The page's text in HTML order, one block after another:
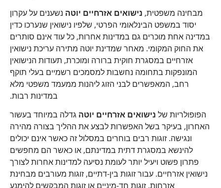
מבחינה משפטית,נישואים אזרחיים יוטהנשענים על עקרון
יסוד במשפט הבינלאומי הפרטי, שלפיו נישואין שנערכו כדין
במדינה אחת מוכרים גם במדינות אחרות, כל עוד אינם סותרים
את החוק המקומי. מאחר שמדינת יוטה מתירה עריכת נישואין
אזרחיים במסגרת חוקית ברורה ומוכרת, תעודות הנישואין
המונפקות בתחומה נחשבות למסמכים רשמיים בעלי תוקף
רחב, המאפשרים לבני הזוג ליהנות ממעמד משפטי מלא
במדינות רבות.
הפופולריות שלנישואים אזרחיים יוטהגדלה במיוחד בעשור
האחרון, בעיקר בשל האפשרות לבצע את ההליך בצורה מהירה
ונגישה. זוגות רבים בוחרים במסלול זה כאשר אינם יכולים
להינשא במסגרת דתית במדינתם, או כאשר הם מחפשים
פתרון פשוט ויעיל יותר לעומת נסיעה למדינות אחרות לצורך
נישואין אזרחיים. עבור זוגות בין-דתיים, זוגות מעורבים מבחינת
אזרחות, זוגות חד-מיניים או זוגות המבקשים להימנע